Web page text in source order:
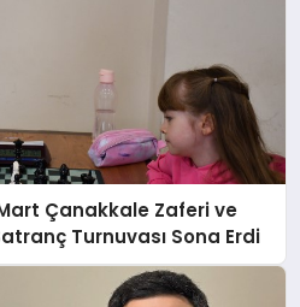
Çanakkale Zaferi ve
Turnuvası Sona Erdi